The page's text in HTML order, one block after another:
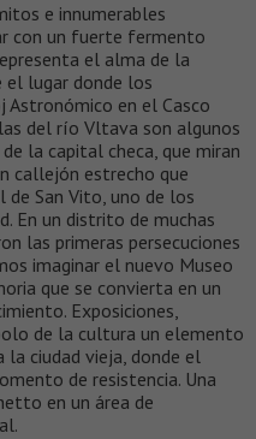
e innumerables
con un fuerte fermento
el alma de la
el lugar donde los
Astronómico en el Casco
del río Vltava son algunos
la capital checa, que miran
callejón estrecho que
San Vito, uno de los
En un distrito de muchas
las primeras persecuciones
imaginar el nuevo Museo
que se convierta en un
Exposiciones,
de la cultura un elemento
la ciudad vieja, donde el
de resistencia. Una
en un área de